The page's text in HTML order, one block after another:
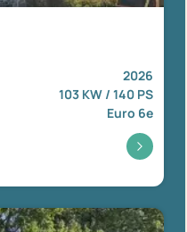
2026
103 KW / 140 PS
Euro 6e